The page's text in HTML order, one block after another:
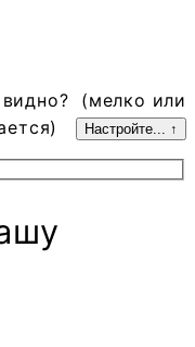
видно? (мелко или
Настройте... ↑